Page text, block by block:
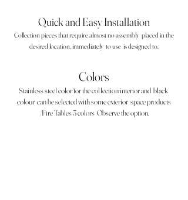
Quick and Easy Installation
Collection pieces that require almost no assembly placed in the
desired location, immediately to use is designed to.
Colors
Stainless steel color for the collection interior and black
colour can be selected with some exterior space products
/Fire Tables 3 colors Observe the option.